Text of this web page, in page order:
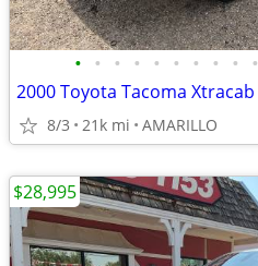
• • • • • • • • • •
2000 Toyota Tacoma Xtracab
8/3 21k mi AMARILLO
$28,995